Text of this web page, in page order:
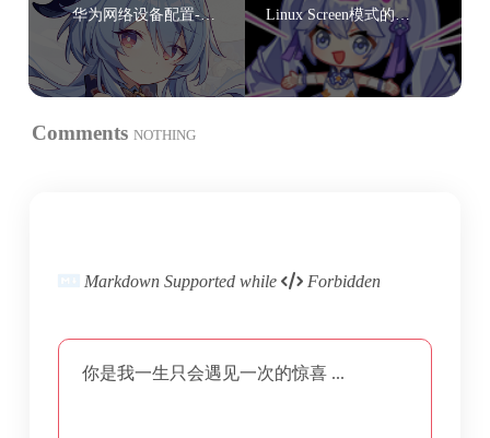
华为网络设备配置-交换机相关配置-1
Linux Screen模式的简介及常用快捷键
Comments NOTHING
Markdown Supported while Forbidden
你是我一生只会遇见一次的惊喜 ...